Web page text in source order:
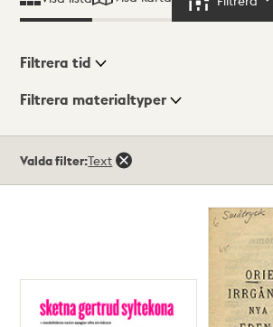
Visningsläge
Filtrera tid
Filtrera materialtyper
träffar
Valda filter:Text